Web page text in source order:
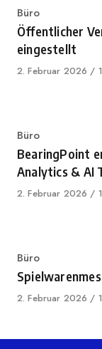
Category
Büro
Öffentlicher
eingestellt
Published
2. Februar 2026
Category
Büro
BearingPoint
Analytics & AI
Published
2. Februar 2026
Category
Büro
Published
2. Februar 2026